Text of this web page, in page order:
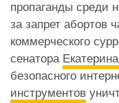
пропаганды среди
за запрет абортов
коммерческого
сенатора
безопасного
инструментов